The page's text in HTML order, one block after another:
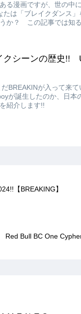
る漫画ですが、世の中
は「ブレイクダンス」
か？ この記事では知
クシーンの歴史!!
BREAKINが入って来
が誕生したのか、日
紹介します!!
【BREAKING】
Bull BC One